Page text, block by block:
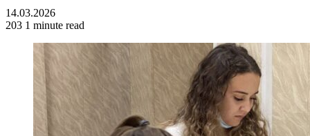
14.03.2026
203 1 minute read